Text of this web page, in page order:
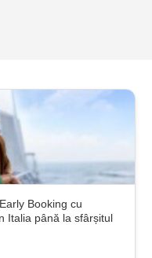
Booking cu
Italia până la sfârșitul